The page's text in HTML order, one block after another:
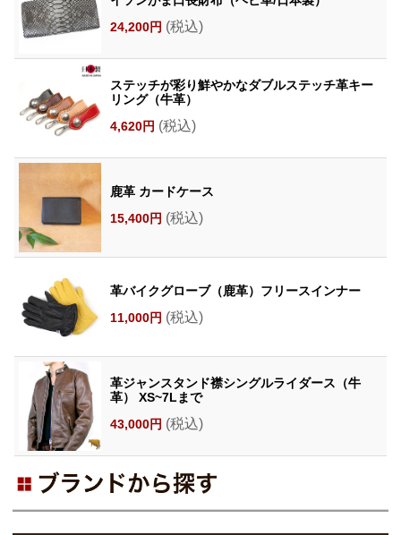
24,200円 (税込)
ステッチが彩り鮮やかなダブルステッチ革キー
リング（牛革）
4,620円 (税込)
鹿革 カードケース
15,400円 (税込)
革バイクグローブ（鹿革）フリースインナー
11,000円 (税込)
革ジャンスタンド襟シングルライダース（牛
革） XS~7Lまで
43,000円 (税込)